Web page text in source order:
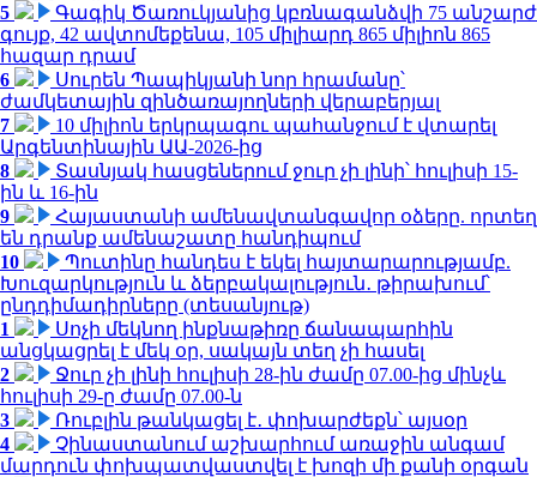
5
Գագիկ Ծառուկյանից կբռնագանձվի 75 անշարժ
գույք, 42 ավտոմեքենա, 105 միլիարդ 865 միլիոն 865
հազար դրամ
6
Սուրեն Պապիկյանի նոր հրամանը՝
ժամկետային զինծառայողների վերաբերյալ
7
10 միլիոն երկրպագու պահանջում է վտարել
Արգենտինային ԱԱ-2026-ից
8
Տասնյակ հասցեներում ջուր չի լինի՝ հուլիսի 15-
ին և 16-ին
9
Հայաստանի ամենավտանգավոր օձերը. որտեղ
են դրանք ամենաշատը հանդիպում
10
Պուտինը հանդես է եկել հայտարարությամբ.
Խուզարկություն և ձերբակալություն․ թիրախում՝
ընդդիմադիրները (տեսանյութ)
1
Սոչի մեկնող ինքնաթիռը ճանապարհին
անցկացրել է մեկ օր, սակայն տեղ չի հասել
2
Ջուր չի լինի հուլիսի 28-ին ժամը 07.00-ից մինչև
հուլիսի 29-ը ժամը 07.00-ն
3
Ռուբլին թանկացել է․ փոխարժեքն՝ այսօր
4
Չինաստանում աշխարհում առաջին անգամ
մարդուն փոխպատվաստվել է խոզի մի քանի օրգան